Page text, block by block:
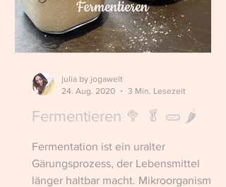
Fermentieren 🥦 🥬 🥒 🌶
Fermentation ist ein uralter
Gärungsprozess, der Lebensmittel
länger haltbar macht. Mikroorganismen
julia by jogawelt
24. Aug. 2020
3 Min. Lesezeit